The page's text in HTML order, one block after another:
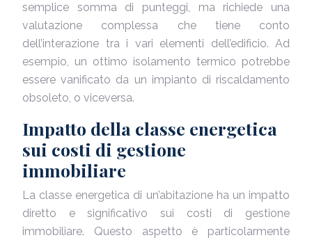
semplice somma di punteggi, ma richiede una
valutazione complessa che tiene conto
dell’interazione tra i vari elementi dell’edificio. Ad
esempio, un ottimo isolamento termico potrebbe
essere vanificato da un impianto di riscaldamento
obsoleto, o viceversa.
Impatto della classe energetica
sui costi di gestione
immobiliare
La classe energetica di un’abitazione ha un impatto
diretto e significativo sui costi di gestione
immobiliare. Questo aspetto è particolarmente